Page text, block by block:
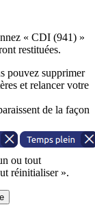
« CDI (941) »
restituées.
pouvez supprimer
et relancer votre
de la façon
ou tout
réinitialiser ».